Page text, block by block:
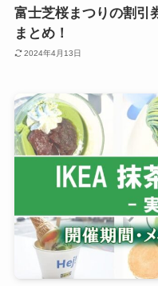
富士芝桜まつりの割引
まとめ！
2024年4月13日